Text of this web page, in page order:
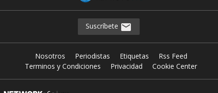
Suscríbete
Nosotros Periodistas Etiquetas
Rss Feed
Terminos y Condiciones
Privacidad Cookie Center